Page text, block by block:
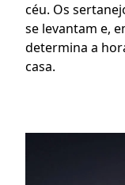
céu. Os
se levantam e,
determina a
casa.